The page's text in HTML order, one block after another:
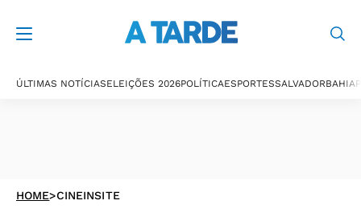
ÚLTIMAS NOTÍCIASELEIÇÕES 2026POLÍTICAESPORTESSALVADORBAHIA
HOME>CINEINSITE